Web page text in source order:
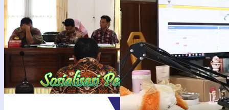
PENGUMUMAN TENDER
PEKERJAAN KONSTRUKSI
BADAN USAHA METODE
PASCAKUALIFIKASI SATU
FILE – HARGA TERENDAH
DENGAN SISTEM GUGUR
Berdasarkan Peraturan
Presiden Nomor 16 Tahun